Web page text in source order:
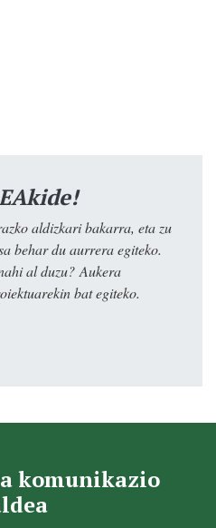
aldizkari bakarra, eta zu
behar du aurrera egiteko.
al duzu? Aukera
bat egiteko.
komunikazio